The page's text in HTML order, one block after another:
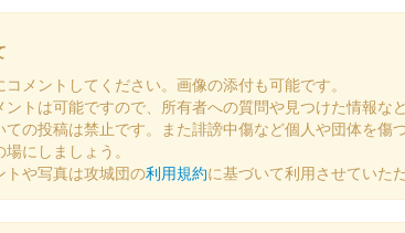
メントしてください。画像の添付も可能です。
トは可能ですので、所有者への質問や見つけた情報な
の投稿は禁止です。また誹謗中傷など個人や団体を
にしましょう。
トや写真は攻城団の利用規約に基づいて利用させていた